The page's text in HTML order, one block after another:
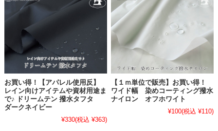
お買い得！【アパレル使用反】
レイン向けアイテムや資材用途ま
で♪ ドリームテン 撥水タフタ
ダークネイビー
¥330(税込 ¥363)
【１ｍ単位で販売】お買い得！
ワイド幅 染めコーティング撥水
ナイロン オフホワイト
¥100(税込 ¥110)